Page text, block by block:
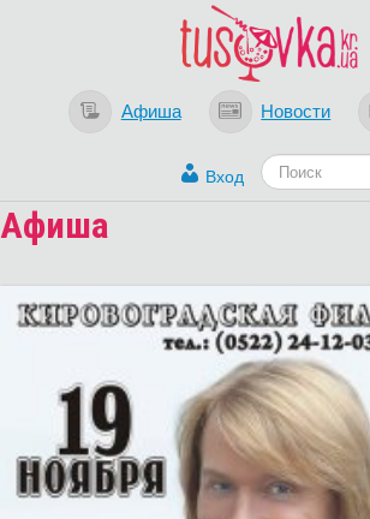
Афиша Новости
Вход
Афиша